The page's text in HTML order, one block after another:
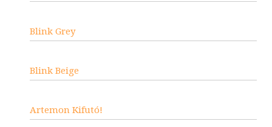
Blink Grey
Blink Beige
Artemon Kifutó!